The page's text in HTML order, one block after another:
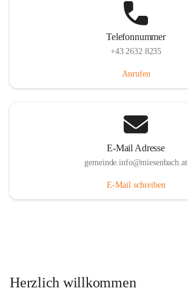
Telefonnummer
+43 2632 8235
Anrufen
E-Mail Adresse
gemeinde.info@miesenbach.at
E-Mail schreiben
Herzlich willkommen